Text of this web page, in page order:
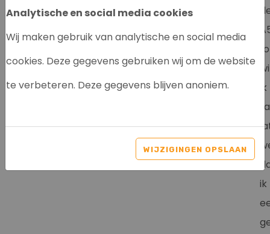
Analytische en social media cookies
Wij maken gebruik van analytische en social media
cookies. Deze gegevens gebruiken wij om de website
te verbeteren. Deze gegevens blijven anoniem.
WIJZIGINGEN OPSLAAN
ik
ik